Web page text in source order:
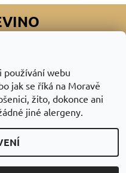
práva vyhrazena
používání webu
jak se říká na Moravě
žito, dokonce ani
jiné alergeny.